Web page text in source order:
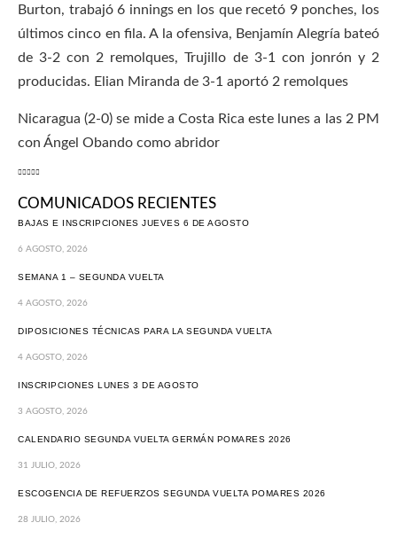
Burton, trabajó 6 innings en los que recetó 9 ponches, los
últimos cinco en fila. A la ofensiva, Benjamín Alegría bateó
de 3-2 con 2 remolques, Trujillo de 3-1 con jonrón y 2
producidas. Elian Miranda de 3-1 aportó 2 remolques
Nicaragua (2-0) se mide a Costa Rica este lunes a las 2 PM
con Ángel Obando como abridor
COMUNICADOS RECIENTES
BAJAS E INSCRIPCIONES JUEVES 6 DE AGOSTO
6 AGOSTO, 2026
SEMANA 1 – SEGUNDA VUELTA
4 AGOSTO, 2026
DIPOSICIONES TÉCNICAS PARA LA SEGUNDA VUELTA
4 AGOSTO, 2026
INSCRIPCIONES LUNES 3 DE AGOSTO
3 AGOSTO, 2026
CALENDARIO SEGUNDA VUELTA GERMÁN POMARES 2026
31 JULIO, 2026
ESCOGENCIA DE REFUERZOS SEGUNDA VUELTA POMARES 2026
28 JULIO, 2026